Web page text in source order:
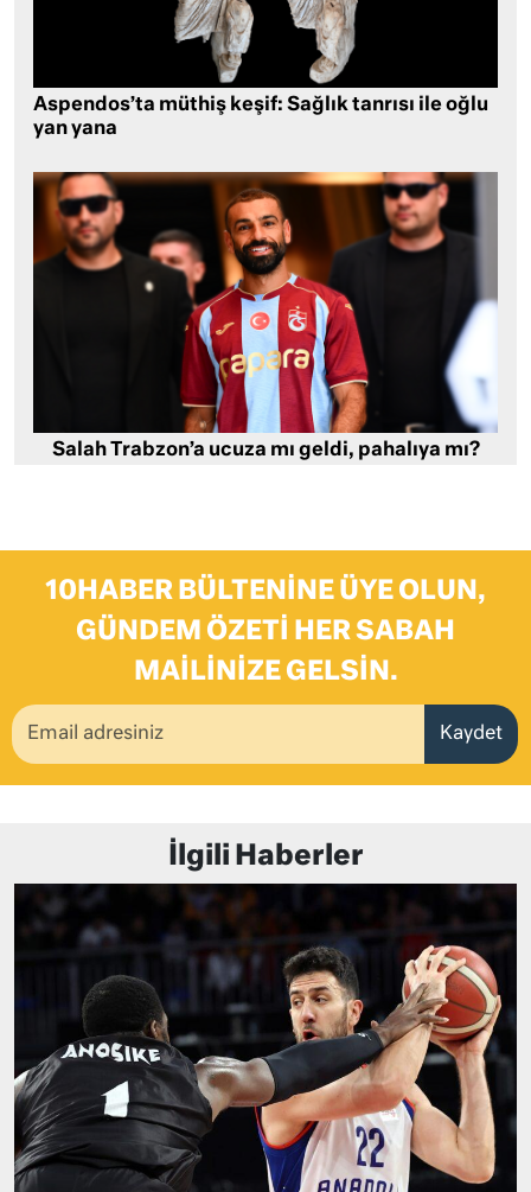
Aspendos’ta müthiş keşif: Sağlık tanrısı ile oğlu
yan yana
Salah Trabzon’a ucuza mı geldi, pahalıya mı?
10HABER BÜLTENINE ÜYE OLUN,
GÜNDEM ÖZETI HER SABAH
MAILINIZE GELSIN.
Kaydet
İlgili Haberler